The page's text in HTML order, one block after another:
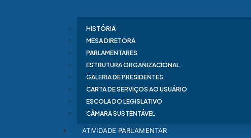
HISTÓRIA
MESA DIRETORA
PARLAMENTARES
ESTRUTURA ORGANIZACIONAL
GALERIA DE PRESIDENTES
CARTA DE SERVIÇOS AO USUÁRIO
ESCOLA DO LEGISLATIVO
CÂMARA SUSTENTÁVEL
ATIVIDADE PARLAMENTAR